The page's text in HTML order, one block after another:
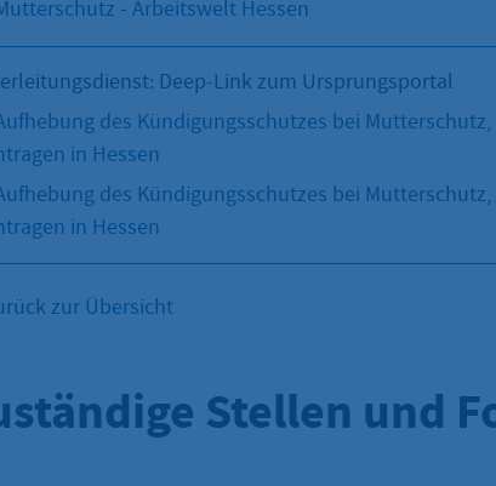
- Arbeitswelt Hessen
Deep-Link zum Ursprungsportal
des Kündigungsschutzes bei
in Hessen
des Kündigungsschutzes bei
in Hessen
zur Übersicht
Stellen und